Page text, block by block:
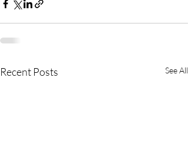
Recent Posts See All